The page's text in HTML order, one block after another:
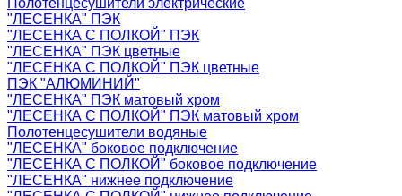
Полотенцесушители электрические
"ЛЕСЕНКА" ПЭК
"ЛЕСЕНКА С ПОЛКОЙ" ПЭК
"ЛЕСЕНКА" ПЭК цветные
"ЛЕСЕНКА С ПОЛКОЙ" ПЭК цветные
ПЭК "АЛЮМИНИЙ"
"ЛЕСЕНКА" ПЭК матовый хром
"ЛЕСЕНКА С ПОЛКОЙ" ПЭК матовый хром
Полотенцесушители водяные
"ЛЕСЕНКА" боковое подключение
"ЛЕСЕНКА С ПОЛКОЙ" боковое подключение
"ЛЕСЕНКА" нижнее подключение